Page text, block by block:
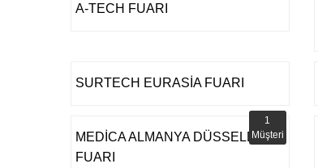
A-TECH FUARI
SURTECH EURASİA FUARI
MEDİCA ALMANYA DÜSSELDORF
FUARI
1
Müşteri